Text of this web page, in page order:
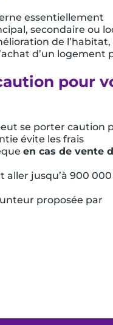
essentiellement
secondaire ou
de l’habitat,
d’un logement
pour
se porter caution
évite les frais
en cas de vente
aller jusqu’à 900
proposée par